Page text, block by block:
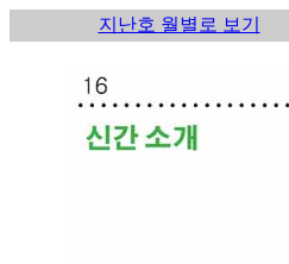
지난호 월별로 보기